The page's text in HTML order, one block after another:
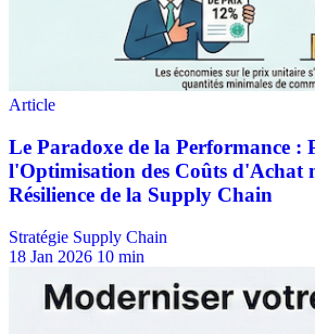
Stratégie Supply Chain
18 Jan 2026 10 min